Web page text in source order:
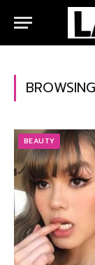
BEAUTY